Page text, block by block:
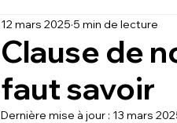
Clause de
faut savoir
12 mars 2025 5 min de lecture
Dernière mise à jour : 13 mars